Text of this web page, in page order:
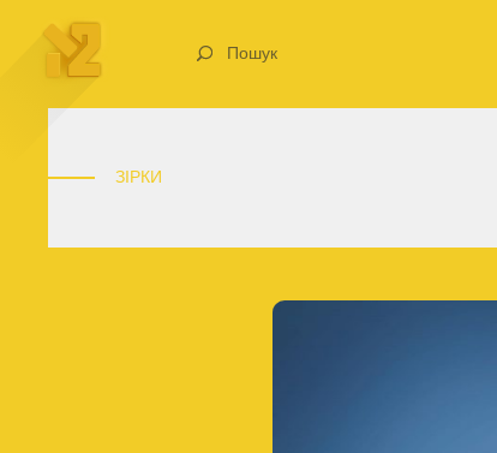
Пошук
ЗІРКИ